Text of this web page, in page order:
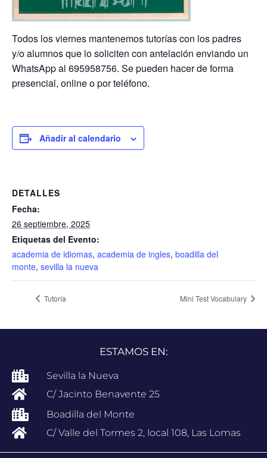
Todos los viernes mantenemos tutorías con los padres
y/o alumnos que lo soliciten con antelación enviando un
WhatsApp al 695958756. Se pueden hacer de forma
presencial, online o por teléfono.
Añadir al calendario
DETALLES
Fecha:
26 septiembre, 2025
Etiquetas del Evento:
academia de idiomas, academia de ingles, boadilla del
monte, sevilla la nueva
Tutoría Mini Test Vocabulary
ESTAMOS EN:
Sevilla la Nueva
C/ Jacinto Benavente 25
Boadilla del Monte
C/ Valle del Tormes 2, local 108, Las Lomas